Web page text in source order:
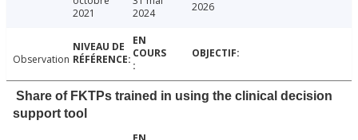
2021
2024
2026
Observation
Share of FKTPs trained in using the clinical decision
support tool